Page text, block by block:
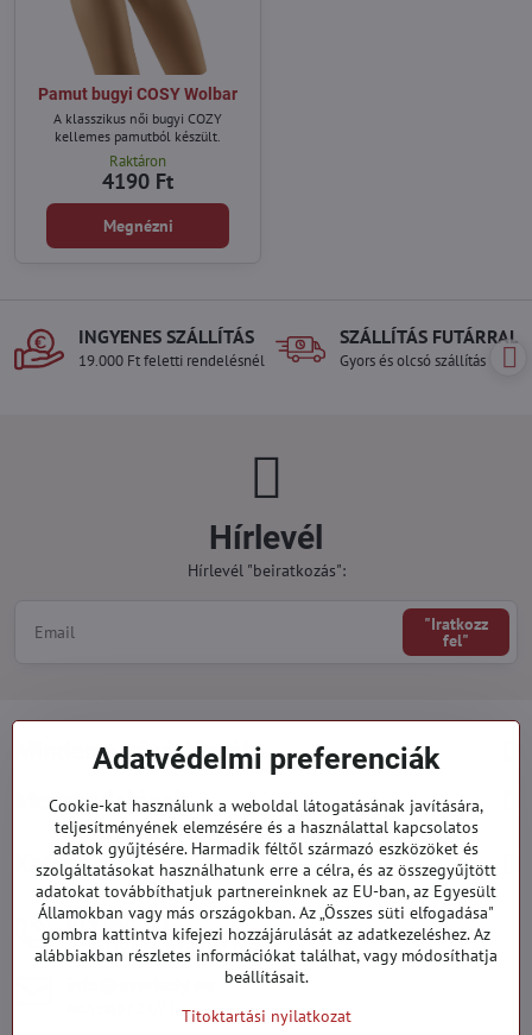
Pamut bugyi COSY Wolbar
A klasszikus női bugyi COZY
kellemes pamutból készült.
Raktáron
4190 Ft
Megnézni
INGYENES SZÁLLÍTÁS
19.000 Ft feletti rendelésnél
SZÁLLÍTÁS FUTÁRRAL
Gyors és olcsó szállítás
Hírlevél
Hírlevél "beiratkozás":
"Iratkozz
fel"
Minden a vásárlásról
Megrendelések
Kategóriák
919 060 751
Hétfő - Péntek: 09:00 - 15:00 hod.
Adatvédelmi preferenciák
Cookie-kat használunk a weboldal látogatásának javítására,
teljesítményének elemzésére és a használattal kapcsolatos
adatok gyűjtésére. Harmadik féltől származó eszközöket és
szolgáltatásokat használhatunk erre a célra, és az összegyűjtött
adatokat továbbíthatjuk partnereinknek az EU-ban, az Egyesült
Államokban vagy más országokban. Az „Összes süti elfogadása"
gombra kattintva kifejezi hozzájárulását az adatkezeléshez. Az
alábbiakban részletes információkat találhat, vagy módosíthatja
beállításait.
Titoktartási nyilatkozat